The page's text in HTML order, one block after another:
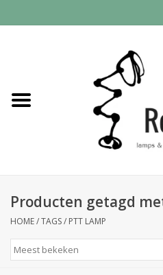
Industrial lamps
Producten getagd
HOME/TAGS/ PTT LAMP